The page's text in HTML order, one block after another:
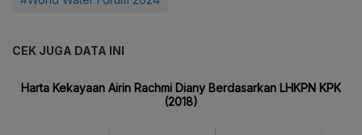
CEK JUGA DATA INI